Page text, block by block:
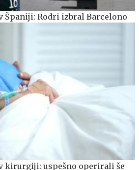
Španiji: Rodri izbral Barcelono
kirurgiji: uspešno operirali še